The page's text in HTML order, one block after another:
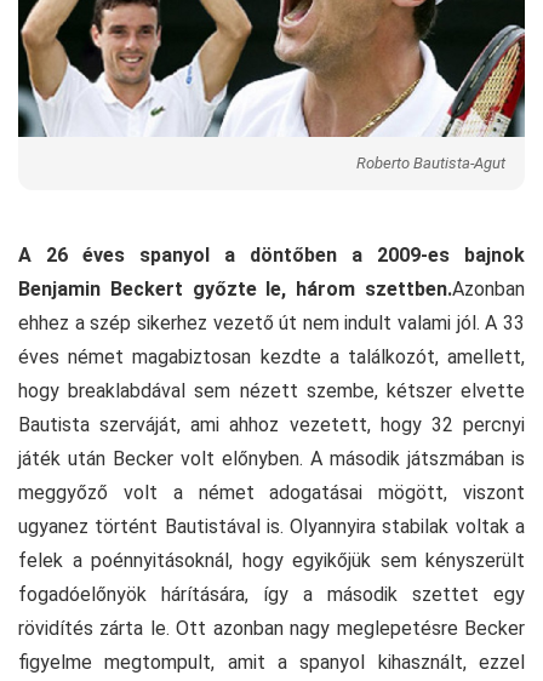
Roberto Bautista-Agut
A 26 éves spanyol a döntőben a 2009-es bajnok
Benjamin Beckert győzte le, három szettben.Azonban
ehhez a szép sikerhez vezető út nem indult valami jól. A 33
éves német magabiztosan kezdte a találkozót, amellett,
hogy breaklabdával sem nézett szembe, kétszer elvette
Bautista szerváját, ami ahhoz vezetett, hogy 32 percnyi
játék után Becker volt előnyben. A második játszmában is
meggyőző volt a német adogatásai mögött, viszont
ugyanez történt Bautistával is. Olyannyira stabilak voltak a
felek a poénnyitásoknál, hogy egyikőjük sem kényszerült
fogadóelőnyök hárítására, így a második szettet egy
rövidítés zárta le. Ott azonban nagy meglepetésre Becker
figyelme megtompult, amit a spanyol kihasznált, ezzel